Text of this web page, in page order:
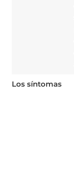
Los síntomas